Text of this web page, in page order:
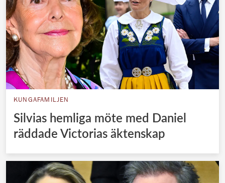
KUNGAFAMILJEN
Silvias hemliga möte med Daniel
räddade Victorias äktenskap